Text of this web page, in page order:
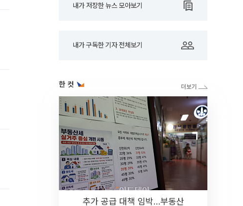
내가 저장한 뉴스 모아보기
내가 구독한 기자 전체보기
한 컷
추가 공급 대책 임박…부동산